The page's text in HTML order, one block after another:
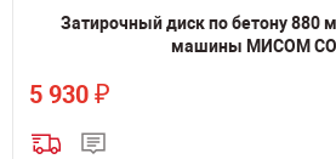
Затирочный диск по бетону 880
машины МИСОМ
5 930 ₽